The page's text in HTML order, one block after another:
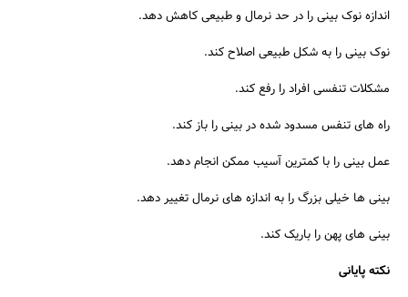
اندازه نوک بینی را در حد نرمال و طبیعی کاهش دهد.
نوک بینی را به شکل طبیعی اصلاح کند.
مشکلات تنفسی افراد را رفع کند.
راه های تنفس مسدود شده در بینی را باز کند.
عمل بینی را با کمترین آسیب ممکن انجام دهد.
بینی ها خیلی بزرگ را به اندازه های نرمال تغییر دهد.
بینی های پهن را باریک کند.
نکته پایانی